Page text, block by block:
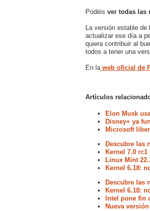
Podéis ver todas las
La versión estable de
actualizar ese día a
quiera contribuir al
todos a tener una
En la web oficial de
Artículos
Elon Musk
Disney+ ya
Microsoft
Descubre las
Kernel 7.0
Linux Mint
Kernel 6.18:
Descubre las
Kernel 6.18:
Intel pone fin
Nueva